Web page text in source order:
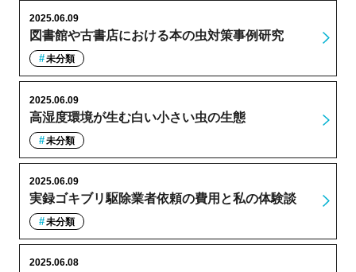
図書館や古書店における本の虫対策事例研究
2025.06.09
未分類
高湿度環境が生む白い小さい虫の生態
2025.06.09
未分類
実録ゴキブリ駆除業者依頼の費用と私の体験談
2025.06.09
未分類
2025.06.08